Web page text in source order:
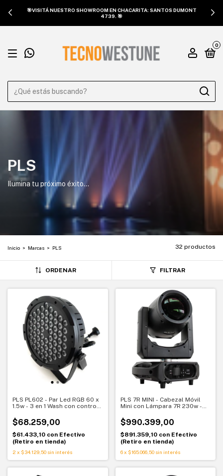
🎯VISITÁ NUESTRO SHOWROOM EN CHACARITA: SANTOS DUMONT
4739. 🎯
0
PLS
Ilumina tu próximo éxito...
Inicio > Marcas > PLS 32 productos
ORDENAR FILTRAR
PLS PL602 - Par Led RGB 60 x
1.5w - 3 en 1 Wash con control
$68.259,00
$61.433,10 con Efectivo
(Retiro en tienda)
2 x $34.129,50 sin interés
PLS 7R MINI - Cabezal Móvil
Mini con Lámpara 7R 230w -
1.3°, 16/20 Canales
$990.399,00
$891.359,10 con Efectivo
(Retiro en tienda)
6 x $165.066,50 sin interés